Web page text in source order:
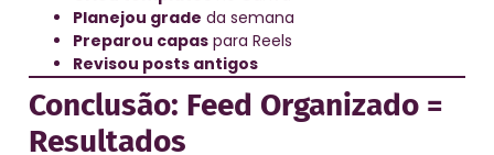
Planejou grade da semana
Preparou capas para Reels
Revisou posts antigos
Conclusão: Feed Organizado =
Resultados